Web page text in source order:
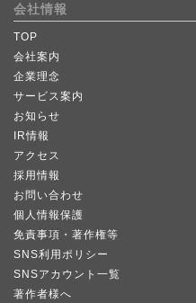
会社情報
TOP
会社案内
企業理念
サービス案内
お知らせ
IR情報
アクセス
採用情報
お問い合わせ
個人情報保護
免責事項・著作権等
SNS利用ポリシー
SNSアカウント一覧
著作者様へ